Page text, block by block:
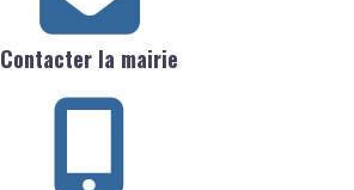
Contacter la mairie